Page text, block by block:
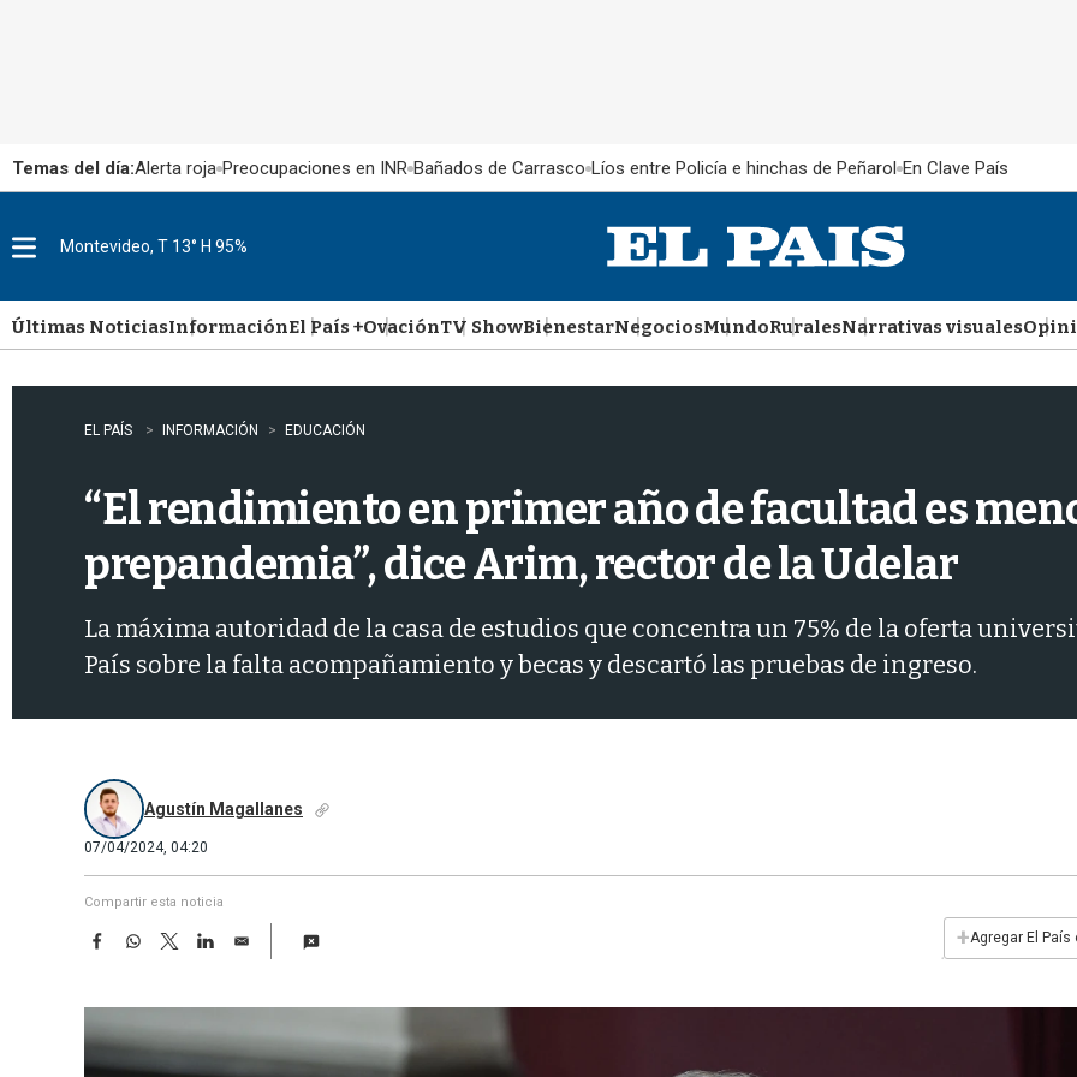
Temas del día:Alerta roja Preocupaciones en INR Bañados de Carrasco Líos entre Policía e hinchas de Peñarol En Clave País
u
Montevideo, T 13° H 95%
Últimas NoticiasInformaciónEl País +OvaciónTV ShowBienestarNegociosMundoRuralesNarrativas visuales
EL PAÍS INFORMACIÓN EDUCACIÓN
“El rendimiento en primer año de facultad es
prepandemia”, dice Arim, rector de la Udelar
La máxima autoridad de la casa de estudios que concentra un 75% de la oferta
País sobre la falta acompañamiento y becas y descartó las pruebas de ingreso.
Agustín Magallanes
07/04/2024, 04:20
Compartir esta noticia
F
e
b
W
t
s
A
T
w
t
e
L
k
d
E
i
+Agregar El País